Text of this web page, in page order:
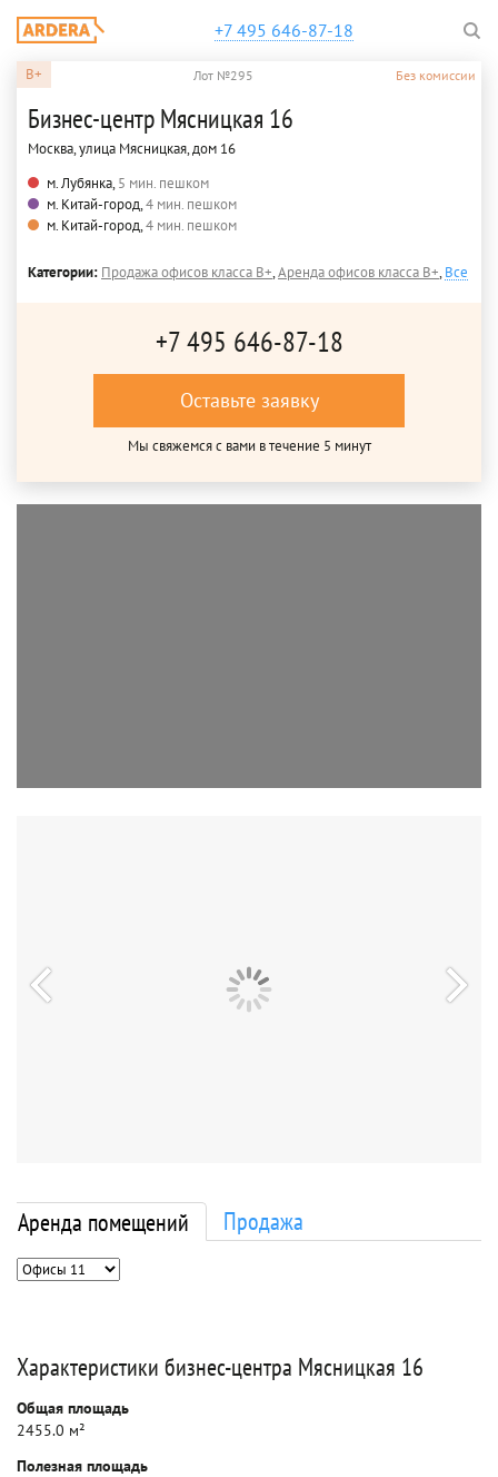
+7 495 646-87-18
B+ Лот №295 Без комиссии
Бизнес-центр Мясницкая 16
Москва, улица Мясницкая, дом 16
м. Лубянка,5 мин. пешком
м. Китай-город,4 мин. пешком
м. Китай-город,4 мин. пешком
Категории: Продажа офисов класса B+,Аренда офисов класса B+,Все
+7 495 646-87-18
Оставьте заявку
Мы свяжемся с вами в течение 5 минут
Аренда помещений Продажа
Характеристики бизнес-центра Мясницкая 16
Общая площадь
2455.0 м²
Полезная площадь